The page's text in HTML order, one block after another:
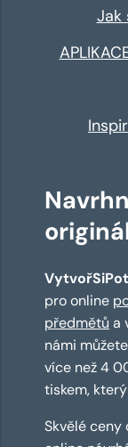
Jak
pro online
předmětů a
námi
více než 4
tiskem,
Skvělé ceny